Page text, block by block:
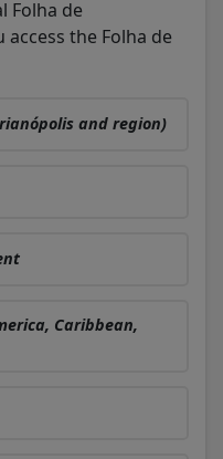
Folha de
the Folha de
and region)
Caribbean,